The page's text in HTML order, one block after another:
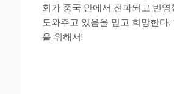
회가 중국 안에서 전파되고 번영
도와주고 있음을 믿고 희망한다
을 위해서!